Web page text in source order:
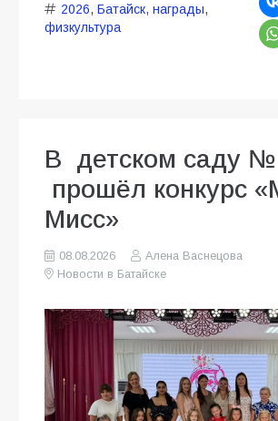
2026, Батайск, награды,
физкультура
В детском саду №
прошёл конкурс
Мисс»
08.08.2026
Алена Васнецова
Новости в Батайске